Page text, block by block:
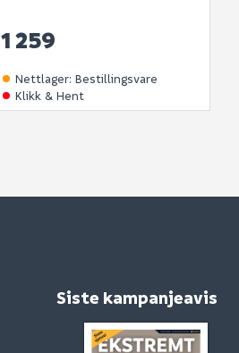
1 259
Nettlager: Bestillingsvare
Klikk & Hent
Siste kampanjeavis